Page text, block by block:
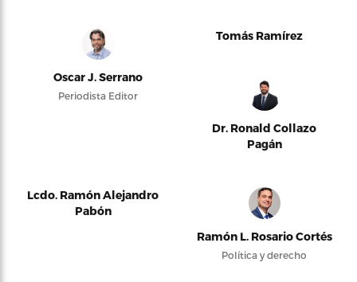
Oscar J. Serrano
Periodista Editor
Tomás Ramírez
Dr. Ronald Collazo
Pagán
Lcdo. Ramón Alejandro
Pabón
Ramón L. Rosario Cortés
Política y derecho